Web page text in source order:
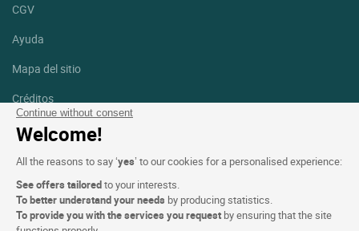
Continue without consent
Welcome!
All the reasons to say ‘yes’ to our cookies for a personalised experience:
See offers tailoredto your interests.
To better understand your needs by producing statistics.
To provide you with the services you request by ensuring that the site
CGV
Ayuda
Mapa del sitio
Créditos
fotografías
Facebook
Instagram
Linkedin